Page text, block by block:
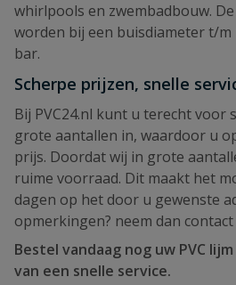
whirlpools en zwembadbouw.
worden bij een buisdiameter t/m
bar.
Scherpe prijzen, snelle
Bij PVC24.nl kunt u terecht
grote aantallen in, waardoor u
prijs. Doordat wij in grote
ruime voorraad. Dit maakt het
dagen op het door u gewenste
opmerkingen? neem dan
Bestel vandaag nog uw PVC
van een snelle service.